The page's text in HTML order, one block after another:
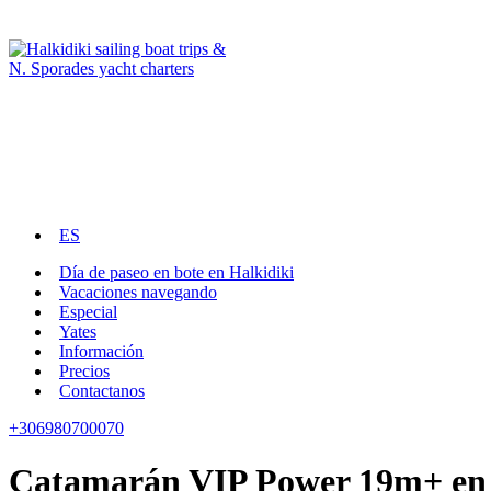
ES
Día de paseo en bote en Halkidiki
Vacaciones navegando
Especial
Yates
Información
Precios
Contactanos
+306980700070
Catamarán VIP Power 19m+